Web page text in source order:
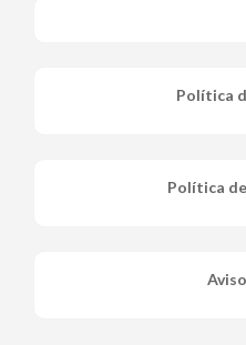
Política
Política